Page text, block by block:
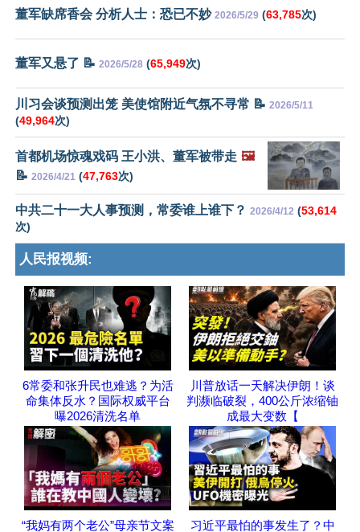
董军缺席香会 分析人士：恐已不妙 2026/5/29 (63,785次)
董军又悬了 📝 2026/5/28 (65,949次)
川习会谈预测出笼 美使馆附近气氛不寻常 📝 2026/5/11
(49,964次)
首都机场惊魂戏码 王小洪、董军被带走 🖼️
📝 2026/4/21 (47,763次)
中共二十一大人事预测，常委谁上谁下？ 2026/4/12 (53,614
次)
人民报视频:
6常委和张升民也难逃？为活
命集体反水？国际权威平台
曝2026清洗名单
川普放话一天解决伊朗！谈
判濒临破裂，400公斤浓缩铀
成最大变数【
“我妈有两个老公”母亲节文案
习近平最怕的事发生了？中